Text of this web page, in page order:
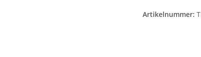
Artikelnummer: